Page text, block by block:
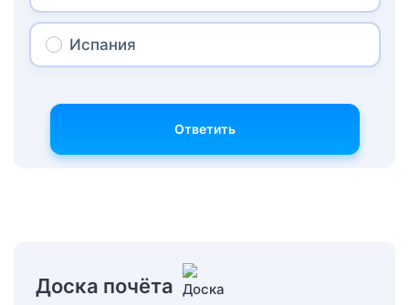
Испания
Ответить
Доска почёта